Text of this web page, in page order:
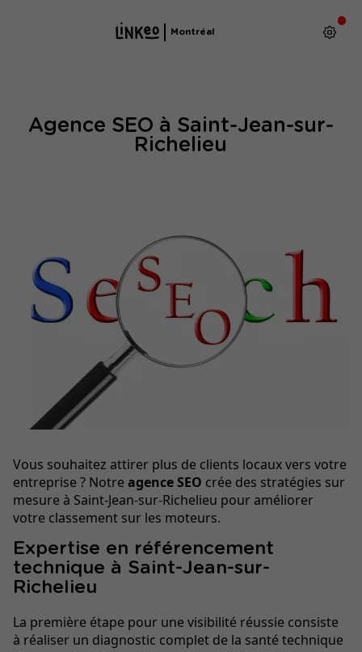
Montréal
Agence SEO à Saint-Jean-sur-
Richelieu
Vous souhaitez attirer plus de clients locaux vers votre
entreprise ? Notre agence SEO crée des stratégies sur
mesure à Saint-Jean-sur-Richelieu pour améliorer
votre classement sur les moteurs.
Expertise en référencement
technique à Saint-Jean-sur-
Richelieu
La première étape pour une visibilité réussie consiste
à réaliser un diagnostic complet de la santé technique